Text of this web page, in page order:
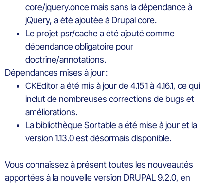
core/jquery.once mais sans la dépendance à
jQuery, a été ajoutée à Drupal core.
Le projet psr/cache a été ajouté comme
dépendance obligatoire pour
doctrine/annotations.
Dépendances mises à jour :
CKEditor a été mis à jour de 4.15.1 à 4.16.1, ce qui
inclut de nombreuses corrections de bugs et
améliorations.
La bibliothèque Sortable a été mise à jour et la
version 1.13.0 est désormais disponible.
Vous connaissez à présent toutes les nouveautés
apportées à la nouvelle version DRUPAL 9.2.0, en